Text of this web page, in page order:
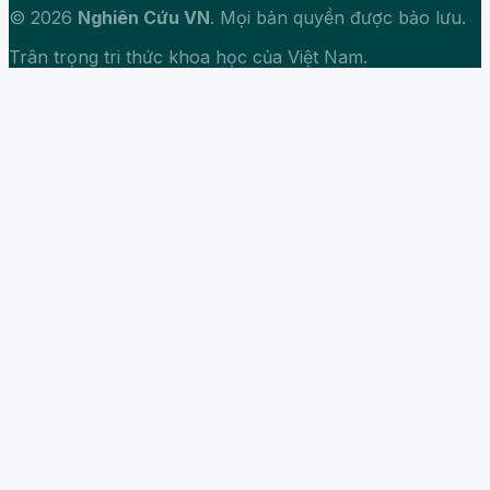
© 2026 Nghiên Cứu VN. Mọi bản quyền được bảo lưu.
Trân trọng tri thức khoa học của Việt Nam.